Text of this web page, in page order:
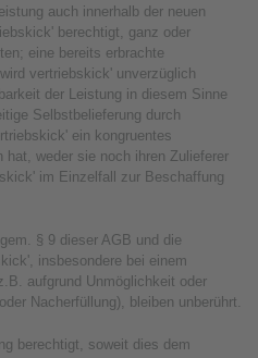
auch innerhalb der neuen
berechtigt, ganz oder
eine bereits erbrachte
vertriebskick' unverzüglich
der Leistung in diesem Sinne
Selbstbelieferung durch
ein kongruentes
weder sie noch ihren Zulieferer
im Einzelfall zur Beschaffung
§ 9 dieser AGB und die
insbesondere bei einem
aufgrund Unmöglichkeit oder
Nacherfüllung), bleiben unberührt.
berechtigt, soweit dies dem